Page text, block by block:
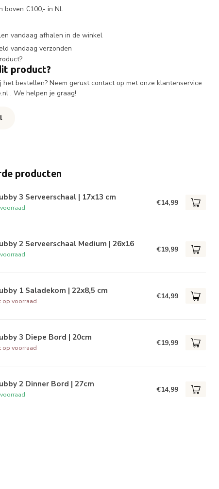
boven €100,- in NL
vandaag afhalen in de winkel
vandaag verzonden
product?
het bestellen? Neem gerust contact op met onze klantenservice
. We helpen je graag!
producten
3 Serveerschaal | 17x13 cm
€14,99
2 Serveerschaal Medium | 26x16
€19,99
1 Saladekom | 22x8,5 cm
op voorraad
€14,99
3 Diepe Bord | 20cm
op voorraad
€19,99
2 Dinner Bord | 27cm
€14,99